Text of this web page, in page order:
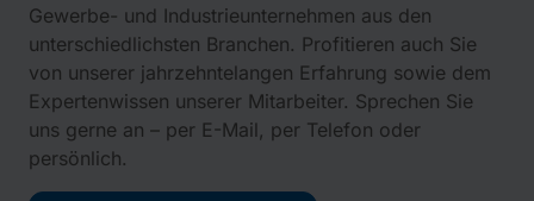
Gewerbe- und Industrieunternehmen aus den
unterschiedlichsten Branchen. Profitieren auch Sie
von unserer jahrzehntelangen Erfahrung sowie dem
Expertenwissen unserer Mitarbeiter. Sprechen Sie
uns gerne an – per E-Mail, per Telefon oder
persönlich.